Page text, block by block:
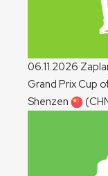
06.11.2026
Grand Prix Cup
Shenzen